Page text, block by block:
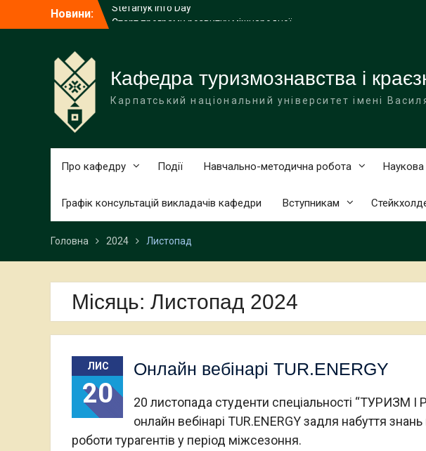
Новини:
Старт програми розвитку міжнародної
2025 року
Факультети управління, туризму та
Коломийський інститут запрошують на
Кафедра туризмознавства і
Карпатський національний університет імені
Про кафедру Події Навчально-методична робота
Графік консультацій викладачів кафедри Вступникам
Головна 2024 Листопад
Місяць: Листопад 2024
ЛИС
20
Онлайн вебінарі TUR.ENERGY
20 листопада студенти спеціальності “ТУРИЗМ І
онлайн вебінарі TUR.ENERGY задля набуття
роботи турагентів у період міжсезоння.